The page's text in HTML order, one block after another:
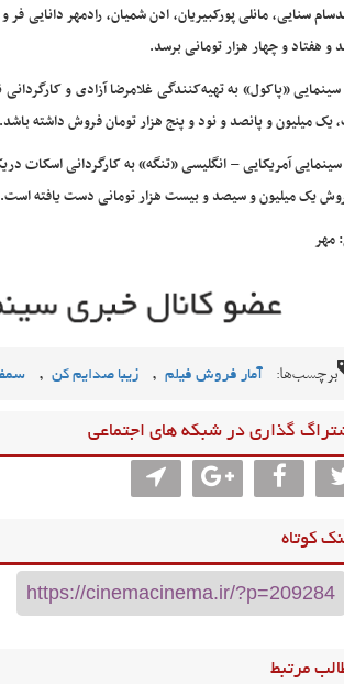
و هفتاد و چهار هزار تومانی برسد.
یک میلیون و پانصد و نود و پنج هزار تومان فروش داشته باشد.
یک میلیون و سیصد و بیست هزار تومانی دست یافته است.
مهر
برچسب‌ها: آمار فروش فیلم , زیبا صدایم کن ,
گذاری در شبکه های اجتماعی
کوتاه
مرتبط